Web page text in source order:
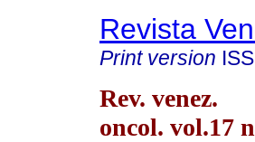
Revista
Print version
Rev. venez.
oncol. vol.17